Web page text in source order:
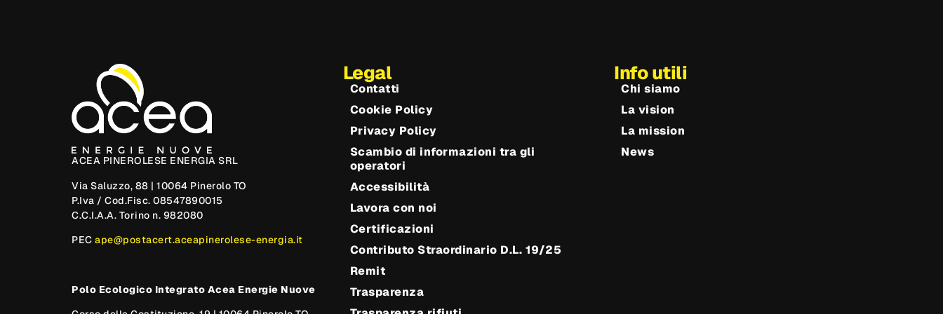
ACEA PINEROLESE ENERGIA SRL
Via Saluzzo, 88 | 10064 Pinerolo TO
P.Iva / Cod.Fisc. 08547890015
C.C.I.A.A. Torino n. 982080
PEC ape@postacert.aceapinerolese-energia.it
Polo Ecologico Integrato Acea Energie Nuove
Legal
Contatti
Cookie Policy
Privacy Policy
Scambio di informazioni tra gli
operatori
Accessibilità
Lavora con noi
Certificazioni
Contributo Straordinario D.L. 19/25
Remit
Trasparenza
Info utili
Chi siamo
La vision
La mission
News